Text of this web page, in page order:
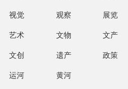
视觉 观察 展览
艺术 文物 文产
文创 遗产 政策
运河 黄河